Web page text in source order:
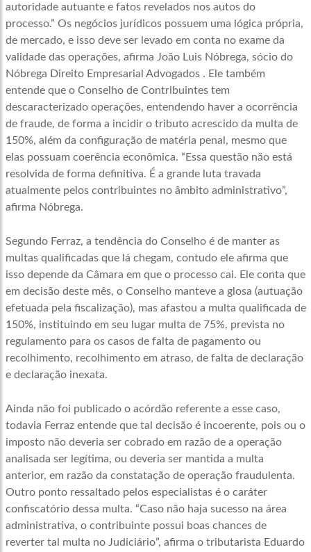
autoridade autuante e fatos revelados nos autos do
processo.” Os negócios jurídicos possuem uma lógica própria,
de mercado, e isso deve ser levado em conta no exame da
validade das operações, afirma João Luis Nóbrega, sócio do
Nóbrega Direito Empresarial Advogados . Ele também
entende que o Conselho de Contribuintes tem
descaracterizado operações, entendendo haver a ocorrência
de fraude, de forma a incidir o tributo acrescido da multa de
150%, além da configuração de matéria penal, mesmo que
elas possuam coerência econômica. “Essa questão não está
resolvida de forma definitiva. É a grande luta travada
atualmente pelos contribuintes no âmbito administrativo”,
afirma Nóbrega.
Segundo Ferraz, a tendência do Conselho é de manter as
multas qualificadas que lá chegam, contudo ele afirma que
isso depende da Câmara em que o processo cai. Ele conta que
em decisão deste mês, o Conselho manteve a glosa (autuação
efetuada pela fiscalização), mas afastou a multa qualificada de
150%, instituindo em seu lugar multa de 75%, prevista no
regulamento para os casos de falta de pagamento ou
recolhimento, recolhimento em atraso, de falta de declaração
e declaração inexata.
Ainda não foi publicado o acórdão referente a esse caso,
todavia Ferraz entende que tal decisão é incoerente, pois ou o
imposto não deveria ser cobrado em razão de a operação
analisada ser legítima, ou deveria ser mantida a multa
anterior, em razão da constatação de operação fraudulenta.
Outro ponto ressaltado pelos especialistas é o caráter
confiscatório dessa multa. “Caso não haja sucesso na área
administrativa, o contribuinte possui boas chances de
reverter tal multa no Judiciário”, afirma o tributarista Eduardo